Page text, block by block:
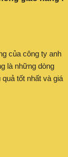
của công ty anh
là những dòng
tốt nhất và giá